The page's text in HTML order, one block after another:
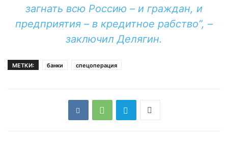
загнать всю Россию – и граждан, и
предприятия – в кредитное рабство”, –
заключил Делягин.
МЕТКИ: банки спецоперация